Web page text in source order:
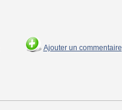
Ajouter un commentaire